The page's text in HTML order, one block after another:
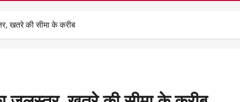
खतरे की सीमा के करीब